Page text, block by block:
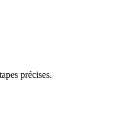
précises.